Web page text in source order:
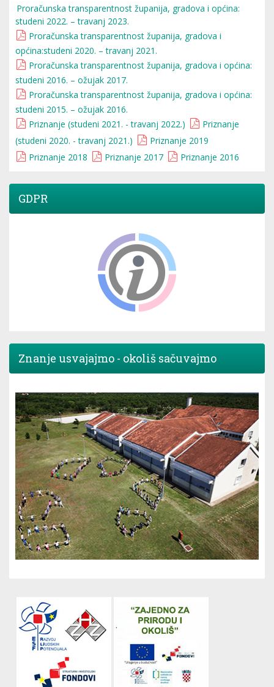
Proračunska transparentnost županija, gradova i općina:
studeni 2022. – travanj 2023.
Proračunska transparentnost županija, gradova i
općina:studeni 2020. – travanj 2021.
Proračunska transparentnost županija, gradova i općina:
studeni 2016. – ožujak 2017.
Proračunska transparentnost županija, gradova i općina:
studeni 2015. – ožujak 2016.
Priznanje (studeni 2021. - travanj 2022.)
Priznanje
(studeni 2020. - travanj 2021.)
Priznanje 2019
Priznanje 2018
Priznanje 2017 Priznanje 2016
GDPR
Znanje usvajajmo - okoliš sačuvajmo